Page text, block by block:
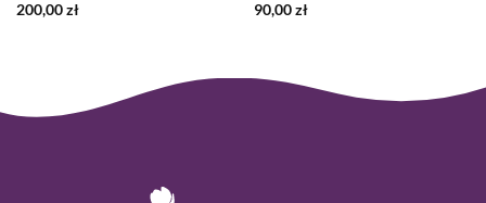
200,00zł
90,00zł